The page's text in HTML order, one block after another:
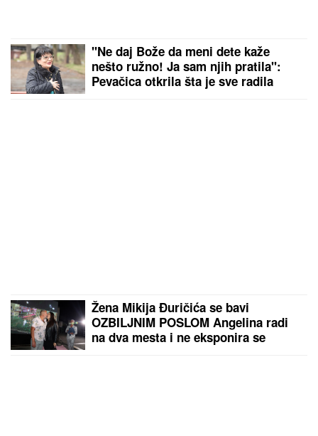
"Ne daj Bože da meni dete kaže
nešto ružno! Ja sam njih pratila":
Pevačica otkrila šta je sve radila
Žena Mikija Đuričića se bavi
OZBILJNIM POSLOM Angelina radi
na dva mesta i ne eksponira se